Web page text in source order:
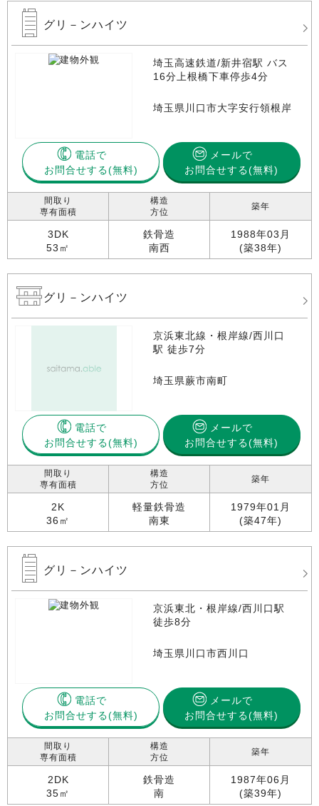
グリ－ンハイツ
埼玉高速鉄道/新井宿駅 バス
16分上根橋下車停歩4分
埼玉県川口市大字安行領根岸
電話で
お問合せする
メールで
お問合せする(無料)
間取り
専有面積
3DK
53㎡
構造
方位
鉄骨造
南西
築年
1988年03月
(築38年)
グリ－ンハイツ
京浜東北線・根岸線/西川口
駅 徒歩7分
埼玉県蕨市南町
電話で
お問合せする
メールで
お問合せする(無料)
間取り
専有面積
2K
36㎡
構造
方位
軽量鉄骨造
南東
築年
1979年01月
(築47年)
グリ－ンハイツ
京浜東北・根岸線/西川口駅
徒歩8分
埼玉県川口市西川口
電話で
お問合せする
メールで
お問合せする(無料)
間取り
専有面積
2DK
35㎡
構造
方位
鉄骨造
南
築年
1987年06月
(築39年)